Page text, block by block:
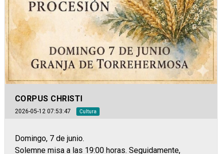
CORPUS CHRISTI
2026-05-12 07:53:47 Cultura
Domingo, 7 de junio.
Solemne misa a las 19:00 horas. Seguidamente,